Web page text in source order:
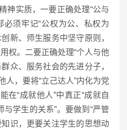
神实质，一要正确处理“公与
必须牢记“公权为公、私权为
新、师生服务中坚守原则，
用权。二要正确处理“个人与他
众、服务社会的先进分子，
人，要将“立己达人”内化为党
在“成就他人”中真正“成就自
与学生的关系”。要做到“严管
识，更要关注学生的思想动